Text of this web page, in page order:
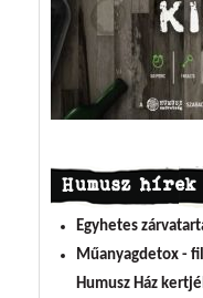
Humusz hírek
Egyhetes
Műanyagdetox -
Humusz Ház